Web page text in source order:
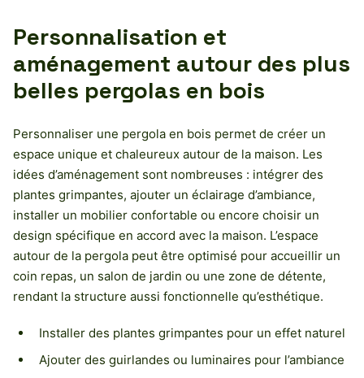
Personnalisation et
aménagement autour des plus
belles pergolas en bois
Personnaliser une pergola en bois permet de créer un
espace unique et chaleureux autour de la maison. Les
idées d’aménagement sont nombreuses : intégrer des
plantes grimpantes, ajouter un éclairage d’ambiance,
installer un mobilier confortable ou encore choisir un
design spécifique en accord avec la maison. L’espace
autour de la pergola peut être optimisé pour accueillir un
coin repas, un salon de jardin ou une zone de détente,
rendant la structure aussi fonctionnelle qu’esthétique.
Installer des plantes grimpantes pour un effet naturel
Ajouter des guirlandes ou luminaires pour l’ambiance